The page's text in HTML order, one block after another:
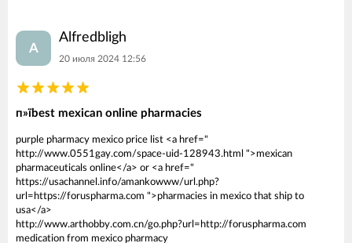
A
Alfredbligh
20 июля 2024 12:56
п»їbest mexican online pharmacies
purple pharmacy mexico price list <a href="
http://www.0551gay.com/space-uid-128943.html ">mexican
pharmaceuticals online</a> or <a href="
https://usachannel.info/amankowww/url.php?
url=https://foruspharma.com ">pharmacies in mexico that ship to
usa</a>
http://www.arthobby.com.cn/go.php?url=http://foruspharma.com
medication from mexico pharmacy